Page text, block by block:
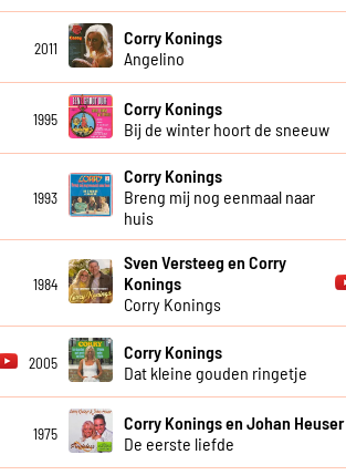
2011
Corry Konings
Angelino
1995
Corry Konings
Bij de winter hoort de sneeuw
1993
Corry Konings
Breng mij nog eenmaal naar
huis
1984
Sven Versteeg en Corry
Konings
Corry Konings
2005
Corry Konings
Dat kleine gouden ringetje
1975
Corry Konings en Johan Heuser
De eerste liefde